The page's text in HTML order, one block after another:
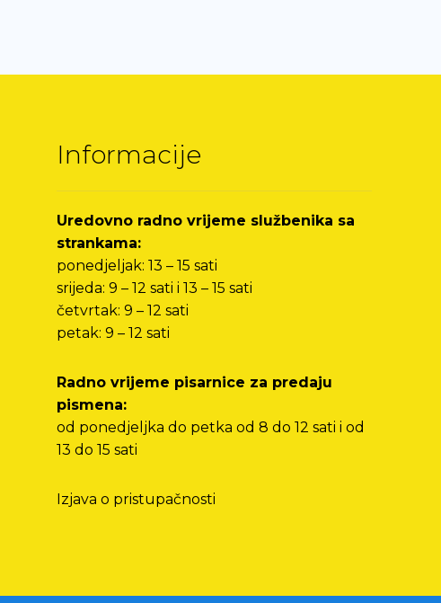
Informacije
Uredovno radno vrijeme službenika sa
strankama:
ponedjeljak: 13 – 15 sati
srijeda: 9 – 12 sati i 13 – 15 sati
četvrtak: 9 – 12 sati
petak: 9 – 12 sati
Radno vrijeme pisarnice za predaju
pismena:
od ponedjeljka do petka od 8 do 12 sati i od
13 do 15 sati
Izjava o pristupačnosti